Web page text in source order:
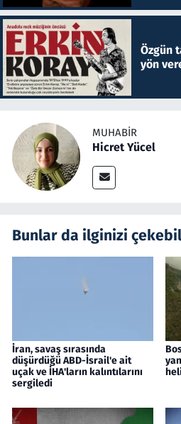
Özgün
yön
MUHABIR
Hicret Yücel
Bunlar da ilginizi
İran, savaş sırasında
düşürdüğü ABD-İsrail'e ait
uçak ve İHA'ların kalıntılarını
sergiledi